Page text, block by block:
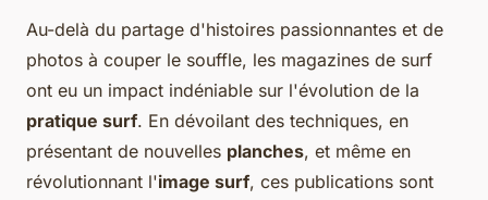
Au-delà du partage d'histoires passionnantes et de
photos à couper le souffle, les magazines de surf
ont eu un impact indéniable sur l'évolution de la
pratique surf. En dévoilant des techniques, en
présentant de nouvelles planches, et même en
révolutionnant l'image surf, ces publications sont